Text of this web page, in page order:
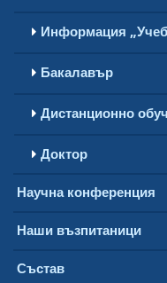
Информация
Бакалавър
Дистанционно
Доктор
Научна конференция
Наши възпитаници
Състав